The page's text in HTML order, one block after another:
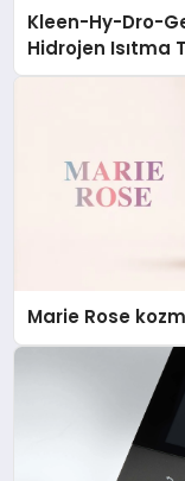
Kleen-Hy-Dro-
Hidrojen Isıtma
Düzenleyici
Marie Rose